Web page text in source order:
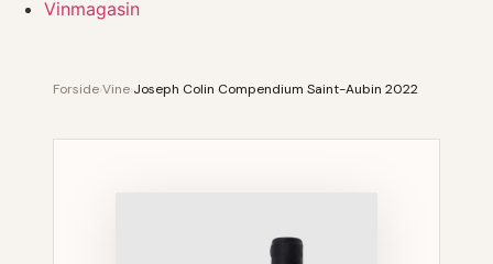
Vinmagasin
ForsideVine Joseph Colin Compendium Saint-Aubin 2022